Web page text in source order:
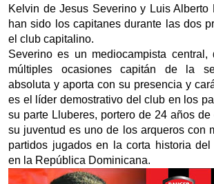
Kelvin de Jesus Severino y Luis Alberto
han sido los capitanes durante las dos
el club capitalino.
Severino es un mediocampista
múltiples ocasiones capitán de la
absoluta y aporta con su presencia y
es el líder demostrativo del club en los
su parte Lluberes, portero de 24 años
su juventud es uno de los arqueros con
partidos jugados en la corta historia del
en la República Dominicana.